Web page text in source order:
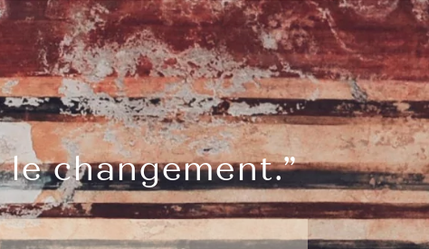
le changement.”